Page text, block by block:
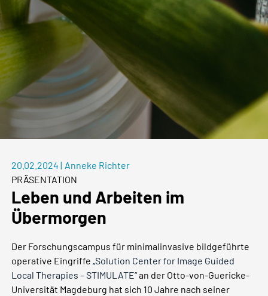
20.02.2024 | Anneke Richter
PRÄSENTATION
Leben und Arbeiten im
Übermorgen
Der Forschungscampus für minimalinvasive bildgeführte
operative Eingriffe„Solution Center for Image Guided
Local Therapies – STIMULATE“an der Otto-von-Guericke-
Universität Magdeburg hat sich 10 Jahre nach seiner